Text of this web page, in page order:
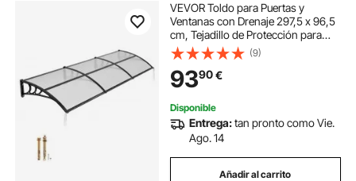
VEVOR Toldo para Puertas y
Ventanas con Drenaje 297,5 x 96,5
cm, Tejadillo de Protección para
Entrada con Soporte de ABS,
Protección contra Lluvia, Toldo de
Policarbonato para Porche,
Transparente
(9)
9390€
Disponible
Entrega:tan pronto como Vie.
Ago. 14
Añadir al carrito